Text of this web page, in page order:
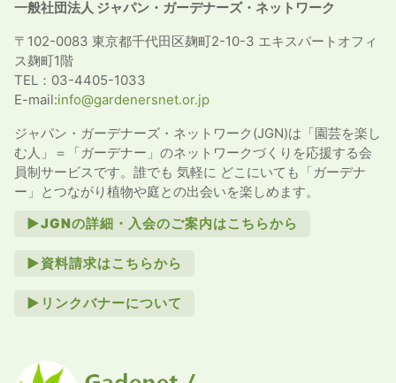
一般社団法人 ジャパン・ガーデナーズ・ネットワーク
〒102-0083 東京都千代田区麹町2-10-3 エキスパートオフィ
ス麹町1階
TEL：03-4405-1033
E-mail:info@gardenersnet.or.jp
ジャパン・ガーデナーズ・ネットワーク(JGN)は「園芸を楽し
む人」＝「ガーデナー」のネットワークづくりを応援する会
員制サービスです。誰でも 気軽に どこにいても「ガーデナ
ー」とつながり植物や庭との出会いを楽しめます。
►JGNの詳細・入会のご案内はこちらから
►資料請求はこちらから
►リンクバナーについて